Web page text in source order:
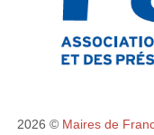
2026 © Maires de